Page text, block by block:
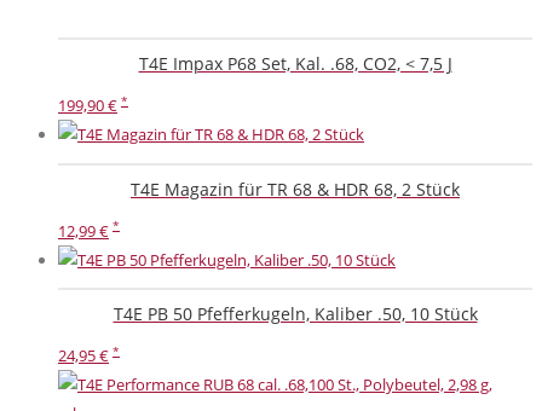
T4E Impax P68 Set, Kal. .68, CO2, < 7,5 J
199,90€
T4E Magazin für TR 68 & HDR 68, 2 Stück
12,99€
T4E PB 50 Pfefferkugeln, Kaliber .50, 10 Stück
24,95€